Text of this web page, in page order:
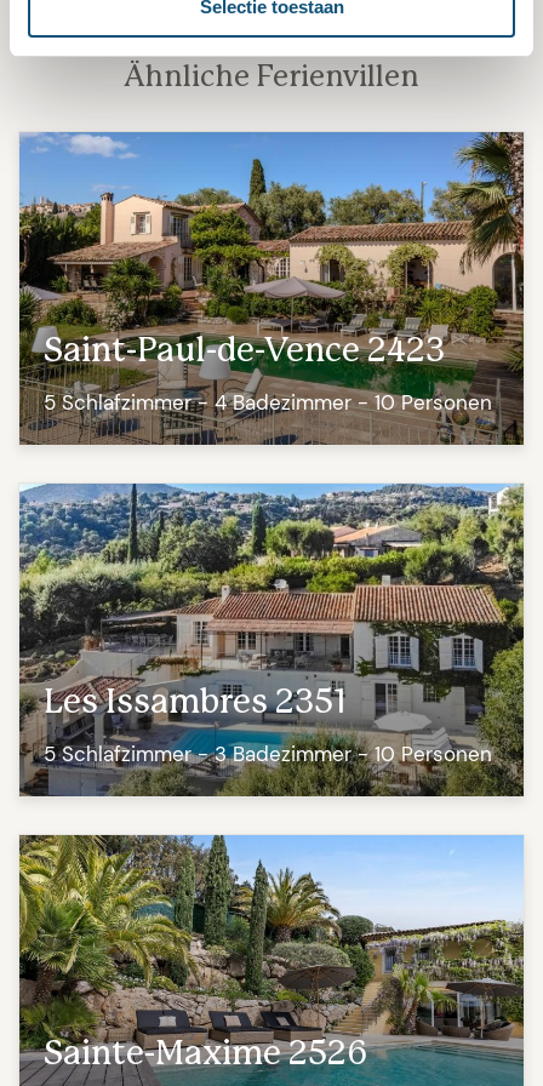
Selectie toestaan
war sehr freundlich. Die Zufahrtsstrasse ist
etwas holprig, für uns aber überhaupt kein
Ähnliche Ferienvillen
Saint-Paul-de-Vence 2423
5 Schlafzimmer - 4 Badezimmer - 10 Personen
Les Issambres 2351
5 Schlafzimmer - 3 Badezimmer - 10 Personen
Sainte-Maxime 2526